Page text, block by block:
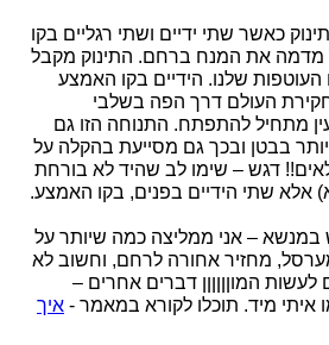
כאשר שתי ידיים ושתי רגליים בקו
מדמה את המנח ברחם. התינוק מקבל
שלנו. הידיים בקו האמצע
העולם דרך הפה בשלבי
מתחיל להתפתח. התנוחה הזו גם
בבטן ובכך גם מסייעת בהקלה על
דגש – שימו לב שהיד לא בורחת
שתי הידיים בפנים, בקו האמצע.
– אני ממליצה כמה שיותר על
מחזיר אחורה לרחם, וחשוב לא
לעשות המוןןןןןן דברים אחרים –
איתי מיד. תוכלו לקורא במאמר - איך